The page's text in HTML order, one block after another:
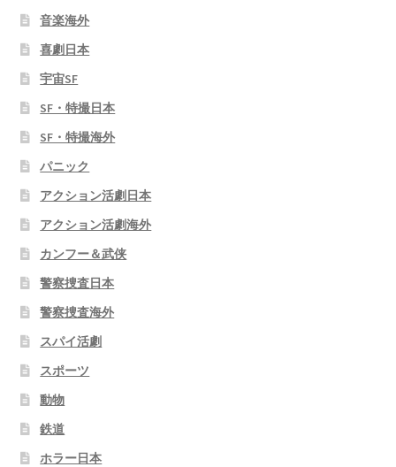
音楽海外
喜劇日本
宇宙SF
SF・特撮日本
SF・特撮海外
パニック
アクション活劇日本
アクション活劇海外
カンフー＆武侠
警察捜査日本
警察捜査海外
スパイ活劇
スポーツ
動物
鉄道
ホラー日本